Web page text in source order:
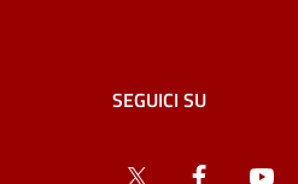
SEGUICI SU